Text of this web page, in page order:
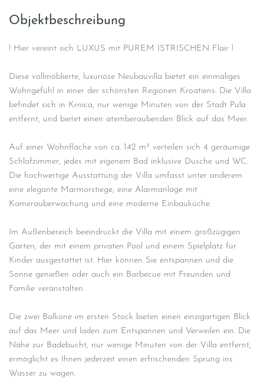
Objektbeschreibung
! Hier vereint sich LUXUS mit PUREM ISTRISCHEN Flair !
Diese vollmöblierte, luxuriöse Neubauvilla bietet ein einmaliges
Wohngefühl in einer der schönsten Regionen Kroatiens. Die Villa
befindet sich in Krnica, nur wenige Minuten von der Stadt Pula
entfernt, und bietet einen atemberaubenden Blick auf das Meer.
Auf einer Wohnfläche von ca. 142 m² verteilen sich 4 geräumige
Schlafzimmer, jedes mit eigenem Bad inklusive Dusche und WC.
Die hochwertige Ausstattung der Villa umfasst unter anderem
eine elegante Marmorstiege, eine Alarmanlage mit
Kameraüberwachung und eine moderne Einbauküche.
Im Außenbereich beeindruckt die Villa mit einem großzügigen
Garten, der mit einem privaten Pool und einem Spielplatz für
Kinder ausgestattet ist. Hier können Sie entspannen und die
Sonne genießen oder auch ein Barbecue mit Freunden und
Familie veranstalten.
Die zwei Balkone im ersten Stock bieten einen einzigartigen Blick
auf das Meer und laden zum Entspannen und Verweilen ein. Die
Nähe zur Badebucht, nur wenige Minuten von der Villa entfernt,
ermöglicht es Ihnen jederzeit einen erfrischenden Sprung ins
Wasser zu wagen.